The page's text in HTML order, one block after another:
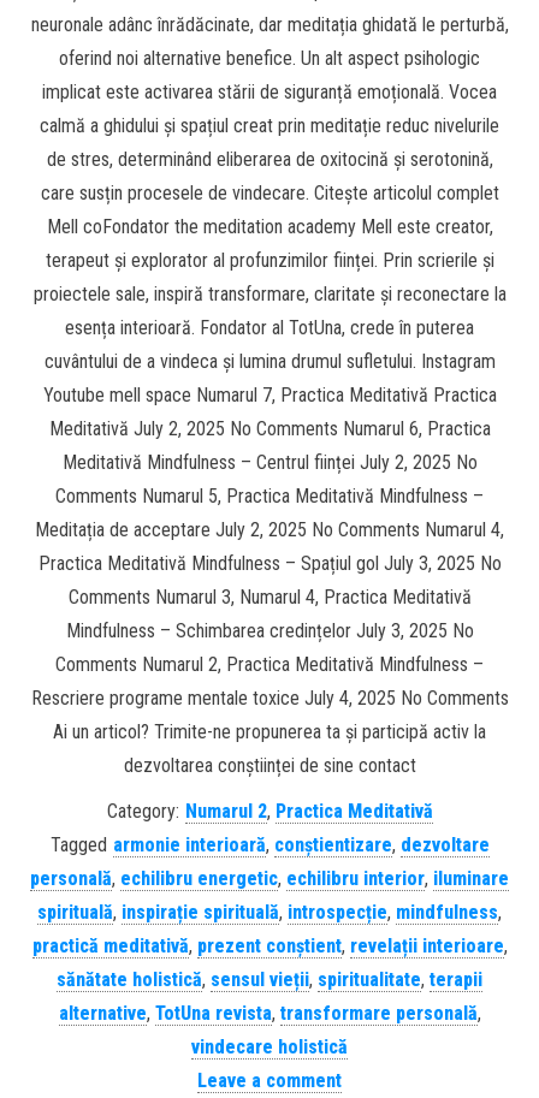
neuronale adânc înrădăcinate, dar meditația ghidată le perturbă,
oferind noi alternative benefice. Un alt aspect psihologic
implicat este activarea stării de siguranță emoțională. Vocea
calmă a ghidului și spațiul creat prin meditație reduc nivelurile
de stres, determinând eliberarea de oxitocină și serotonină,
care susțin procesele de vindecare. Citește articolul complet
Mell coFondator the meditation academy Mell este creator,
terapeut și explorator al profunzimilor ființei. Prin scrierile și
proiectele sale, inspiră transformare, claritate și reconectare la
esența interioară. Fondator al TotUna, crede în puterea
cuvântului de a vindeca și lumina drumul sufletului. Instagram
Youtube mell space Numarul 7, Practica Meditativă Practica
Meditativă July 2, 2025 No Comments Numarul 6, Practica
Meditativă Mindfulness – Centrul ființei July 2, 2025 No
Comments Numarul 5, Practica Meditativă Mindfulness –
Meditația de acceptare July 2, 2025 No Comments Numarul 4,
Practica Meditativă Mindfulness – Spațiul gol July 3, 2025 No
Comments Numarul 3, Numarul 4, Practica Meditativă
Mindfulness – Schimbarea credințelor July 3, 2025 No
Comments Numarul 2, Practica Meditativă Mindfulness –
Rescriere programe mentale toxice July 4, 2025 No Comments
Ai un articol? Trimite-ne propunerea ta și participă activ la
dezvoltarea conștiinței de sine contact
Category: Numarul 2, Practica Meditativă
Tagged armonie interioară, conștientizare, dezvoltare
personală, echilibru energetic, echilibru interior, iluminare
spirituală, inspirație spirituală, introspecție, mindfulness,
practică meditativă, prezent conștient, revelații interioare,
sănătate holistică, sensul vieții, spiritualitate, terapii
alternative, TotUna revista, transformare personală,
vindecare holistică
Leave a comment